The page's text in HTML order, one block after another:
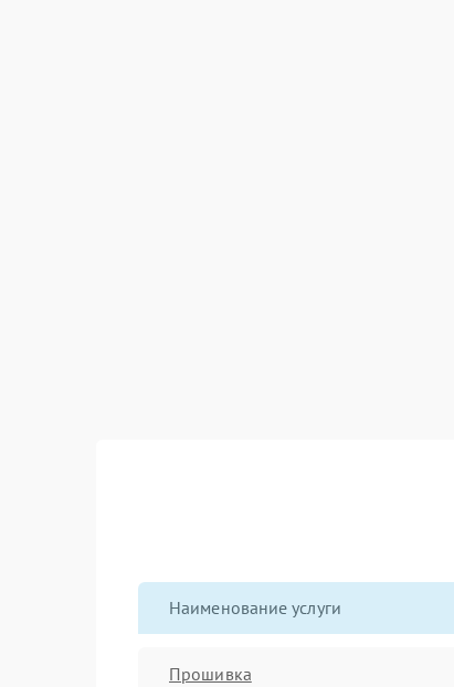
Наименование услуги
Прошивка